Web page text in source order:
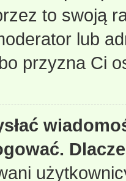
to swoją
lub
przyzna Ci